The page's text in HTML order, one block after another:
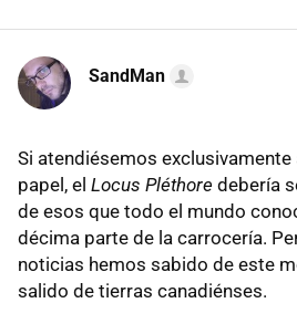
SandMan
Si atendiésemos
papel, el Locus Pléthore debería
de esos que todo el mundo
décima parte de la carrocería.
noticias hemos sabido de este
salido de tierras canadiénses.